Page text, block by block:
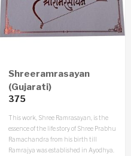
Shreeramrasayan
(Gujarati)
375
This work, Shree Ramrasayan, is the
essence of the life story of Shree Prabhu
Ramachandra from his birth till
Ramrajya was established in Ayodhya.